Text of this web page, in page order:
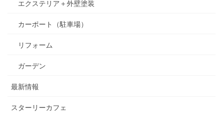
エクステリア＋外壁塗装
カーポート（駐車場）
リフォーム
ガーデン
最新情報
スターリーカフェ